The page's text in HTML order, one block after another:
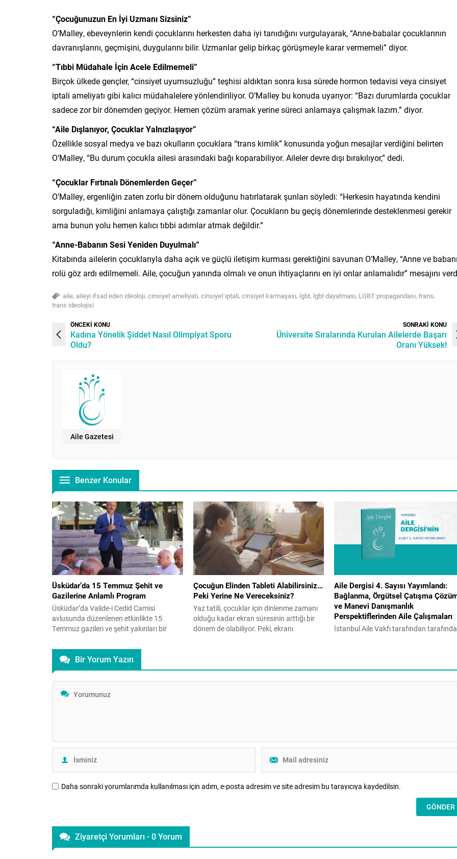
“Çocuğunuzun En İyi Uzmanı Sizsiniz”
O’Malley, ebeveynlerin kendi çocuklarını herkesten daha iyi tanıdığını vurgulayarak, “Anne-babalar çocuklarının
davranışlarını, geçmişini, duygularını bilir. Uzmanlar gelip birkaç görüşmeyle karar vermemeli” diyor.
“Tıbbi Müdahale İçin Acele Edilmemeli”
Birçok ülkede gençler, “cinsiyet uyumsuzluğu” teşhisi aldıktan sonra kısa sürede hormon tedavisi veya cinsiyet
iptali ameliyatı gibi kalıcı müdahalelere yönlendiriliyor. O’Malley bu konuda uyarıyor: “Bazı durumlarda çocuklar
sadece zor bir dönemden geçiyor. Hemen çözüm aramak yerine süreci anlamaya çalışmak lazım.” diyor.
“Aile Dışlanıyor, Çocuklar Yalnızlaşıyor”
Özellikle sosyal medya ve bazı okulların çocuklara “trans kimlik” konusunda yoğun mesajlar verdiğini belirten
O’Malley, “Bu durum çocukla ailesi arasındaki bağı koparabiliyor. Aileler devre dışı bırakılıyor,” dedi.
“Çocuklar Fırtınalı Dönemlerden Geçer”
O’Malley, ergenliğin zaten zorlu bir dönem olduğunu hatırlatarak şunları söyledi: “Herkesin hayatında kendini
sorguladığı, kimliğini anlamaya çalıştığı zamanlar olur. Çocukların bu geçiş dönemlerinde desteklenmesi gerekir
ama bunun yolu hemen kalıcı tıbbi adımlar atmak değildir.”
“Anne-Babanın Sesi Yeniden Duyulmalı”
Kitabında ailelerin çocuklarıyla daha açık ve güçlü iletişim kurması gerektiğini savunan O’Malley, “Anne ve
rolü göz ardı edilmemeli. Aile, çocuğun yanında olmalı ve onun ihtiyaçlarını en iyi onlar anlamalıdır” mesajını
aile, aileyi ifsad eden ideoloji, cinsiyet ameliyatı, cinsiyet iptali, cinsiyet karmaşası, lgbt, lgbt dayatması, LGBT propagandası, trans,
trans ideolojisi
ÖNCEKİ KONU
Kadına Yönelik Şiddet Nasıl Olimpiyat Sporu
Oldu?
SONRAKİ KONU
Üniversite Sıralarında Kurulan Ailelerde Başarı
Oranı Yüksek!
Aile Gazetesi
Benzer Konular
Üsküdar’da 15 Temmuz Şehit ve
Gazilerine Anlamlı Program
Üsküdar’da Valide-i Cedid Camisi
avlusunda düzenlenen etkinlikte 15
Temmuz gazileri ve şehit yakınları bir
gerçekleşen ve İstanbul Aile Vakfı
Başkanı Üner Karabıyık’ın da katılım
gösterdiği programda Kur’an-ı Kerim
yapıldı. Üsküdar’da, Valide-i Cedid
Camisi’nin avlusunda 15 Temmuz gazileri
Çocuğun Elinden Tableti Alabilirsiniz…
Peki Yerine Ne Vereceksiniz?
Yaz tatili, çocuklar için dinlenme zamanı
olduğu kadar ekran süresinin arttığı bir
dönem de olabiliyor. Peki, ekranı
önerilerini Aile Gazetesi’ne yazdı. Yaz tatili
Aile Dergisi 4. Sayısı Yayımlandı:
Bağlanma, Örgütsel Çatışma
ve Manevi Danışmanlık
Perspektiflerinden Aile Çalışmaları
İstanbul Aile Vakfı tarafından
boyutlarıyla ele alan disiplinler arası bir
Bir Yorum Yazın
Daha sonraki yorumlarımda kullanılması için adım, e-posta adresim ve site adresim bu tarayıcıya kaydedilsin.
Ziyaretçi Yorumları - 0 Yorum